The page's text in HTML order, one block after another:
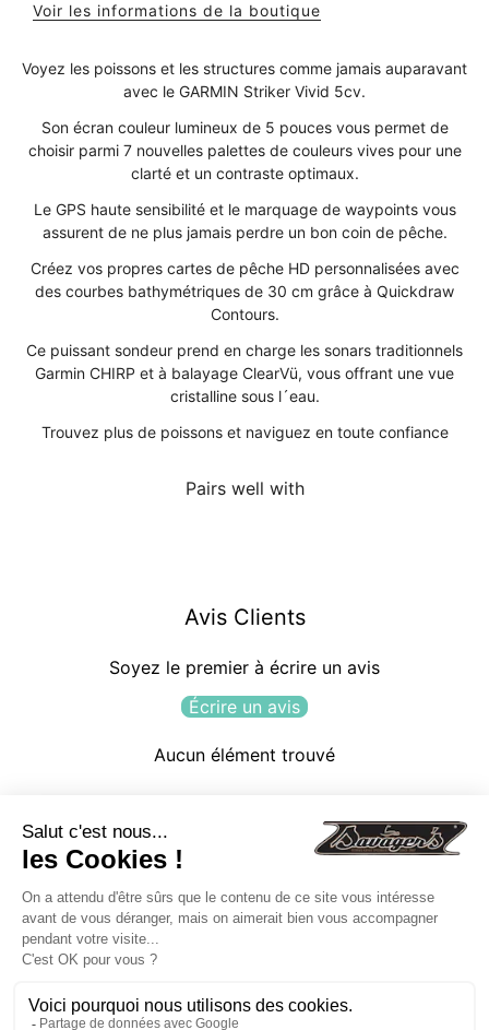
Voir les informations de la boutique
Voyez les poissons et les structures comme jamais auparavant
avec le GARMIN Striker Vivid 5cv.
Son écran couleur lumineux de 5 pouces vous permet de
choisir parmi 7 nouvelles palettes de couleurs vives pour une
clarté et un contraste optimaux.
Le GPS haute sensibilité et le marquage de waypoints vous
assurent de ne plus jamais perdre un bon coin de pêche.
Créez vos propres cartes de pêche HD personnalisées avec
des courbes bathymétriques de 30 cm grâce à Quickdraw
Contours.
Ce puissant sondeur prend en charge les sonars traditionnels
Garmin CHIRP et à balayage ClearVü, vous offrant une vue
cristalline sous l´eau.
Trouvez plus de poissons et naviguez en toute confiance
Pairs well with
Avis Clients
Soyez le premier à écrire un avis
Écrire un avis
Aucun élément trouvé
2026 © Vibe Kayaks